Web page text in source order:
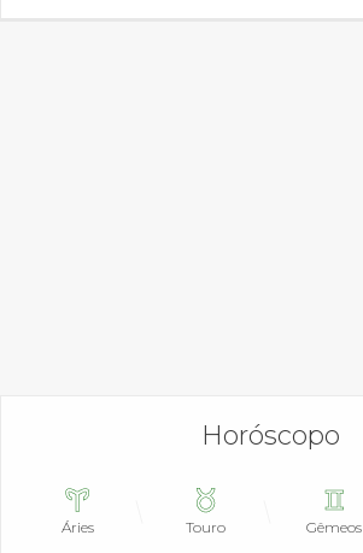
Horóscopo
Áries Touro Gêmeos